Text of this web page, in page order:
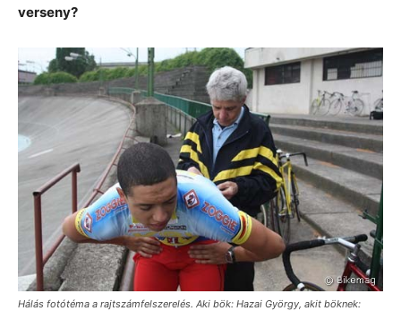
verseny?
Hálás fotótéma a rajtszámfelszerelés. Aki bök: Hazai György, akit böknek: